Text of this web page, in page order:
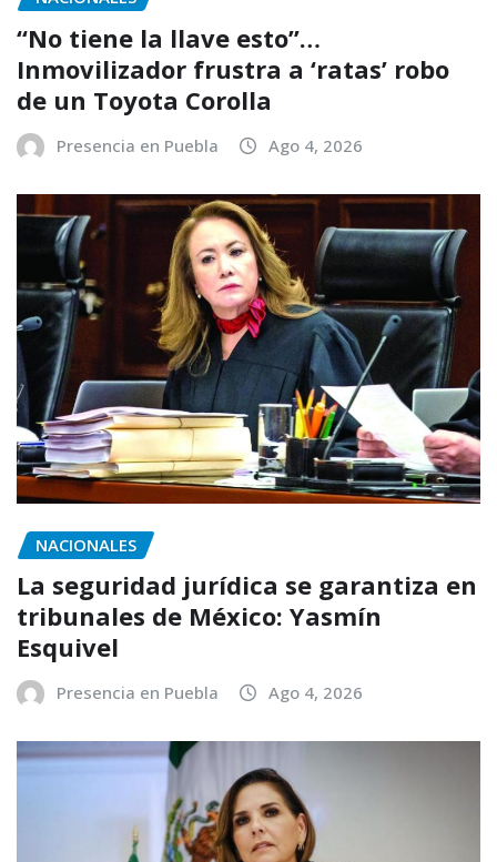
“No tiene la llave esto”…
Inmovilizador frustra a ‘ratas’ robo
de un Toyota Corolla
Presencia en Puebla Ago 4, 2026
NACIONALES
La seguridad jurídica se garantiza en
tribunales de México: Yasmín
Esquivel
Presencia en Puebla Ago 4, 2026